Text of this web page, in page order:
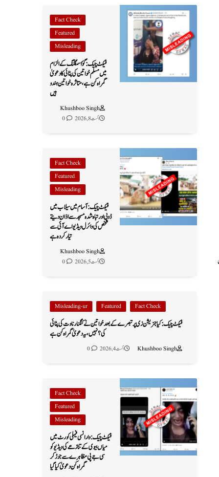
Fact Check
Featured
Misleading
فیکٹ چیک: گؤ اسمگلنگ کے الزام
میں مسلم خواتین کی پٹائی کا دعویٰ
گمراہ کن ہے، متاثرہ خواتین ہندو
ہیں
Khushboo Singh
اگست 8, 2026
0
Fact Check
Featured
Misleading
فیکٹ چیک: آسام میں سیلاب میں
ڈوبی اور تباہ شدہ مسجد سے اذان دیتے
شخص کی وائرل ویڈیو اے آئی سے
تیار کردہ ہے
Khushboo Singh
اگست 5, 2026
0
Fact Check
Featured
Misleading-ur
فیکٹ چیک: کیا جنریشن زی پر تبصرے کے بعد خواتین نے کنگنا رناوت کی پٹائی
کی؟ نہیں، یہ دعویٰ گمراہ کن ہے
Khushboo Singh اگست 4, 2026 0
Fact Check
Featured
Misleading
فیکٹ چیک: وارانسی فیملی کورٹ میں
میاں بیوی کے تنازعے کی ویڈیو کو
سی جے پی مظاہرے سے جوڑ کر
گمراہ کن دعویٰ کیا گیا